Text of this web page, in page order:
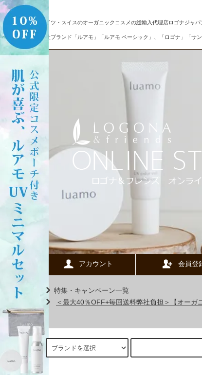
ドイツ・スイスのオーガニックコスメの総輸入代理店ロゴナジャパ
自社ブランド「ルアモ」「ルアモ ベーシック」、「ロゴナ」「サ
アカウント 会員登
特集・キャンペーン一覧
＜最大40％OFF+毎回送料弊社負担＞【オー